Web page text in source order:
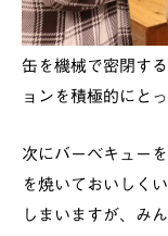
缶を機械で密閉す
ョンを積極的にと
次にバーベキュー
を焼いておいしく
しまいますが、み